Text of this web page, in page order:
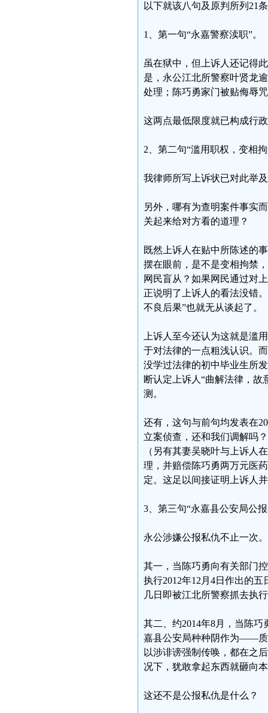
以下就该八句及原判所列21
1、第一句“永嘉警察渎职”。
虽在狱中，但上诉人还记得
是，永公江北所警察叶贤龙
处理；陈巧勇家门被贴侮辱
这两点最低限度就已构成行
2、第二句“滥用职权，变相
我律师所写上诉状已对此举
另外，哪有为查明案件事实
关起来给对方看的道理？
既然上诉人在贴中所陈述的
摆在眼前，是不是变相拘禁
网民盲从？如果网民通过对
正说明了上诉人的看法没错
不良后果”也就无从谈起了。
上诉人至今还认为这就是滥
于对法律的一点粗浅认识。
没学过法律的初中毕业生所
断认定上诉人“曲解法律，故
测。
还有，这句与前句均发表在
立案侦查，还和我们调解吗
（另有其妻吴晓叶与上诉人
理，并赔偿陈巧勇两万元医
定。这足以间接证明上诉人
3、第三句“永嘉县公安局公
永公涉嫌公报私仇不止一次。
其一，当陈巧勇向有关部门
执行2012年12月4日作出的
几日即被江北所警察抓去执
其二、约2014年8月，当陈
嘉县公安局种种阴作为——质
以涉诽谤强制传唤，都在之
况下，犹敢拿起东西就砸向
这还不是公报私仇是什么？